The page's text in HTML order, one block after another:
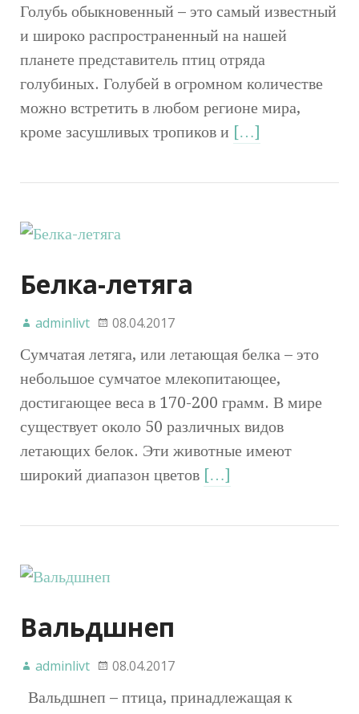
Голубь обыкновенный – это самый известный
и широко распространенный на нашей
планете представитель птиц отряда
голубиных. Голубей в огромном количестве
можно встретить в любом регионе мира,
кроме засушливых тропиков и […]
Белка-летяга
adminlivt 08.04.2017
Сумчатая летяга, или летающая белка – это
небольшое сумчатое млекопитающее,
достигающее веса в 170-200 грамм. В мире
существует около 50 различных видов
летающих белок. Эти животные имеют
широкий диапазон цветов […]
Вальдшнеп
adminlivt 08.04.2017
Вальдшнеп – птица, принадлежащая к